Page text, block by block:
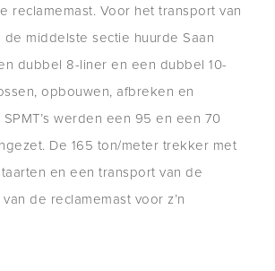
reclamemast. Voor het transport van
middelste sectie huurde Saan
dubbel 8-liner en een dubbel 10-
opbouwen, afbreken en
werden een 95 en een 70
De 165 ton/meter trekker met
en een transport van de
de reclamemast voor z’n